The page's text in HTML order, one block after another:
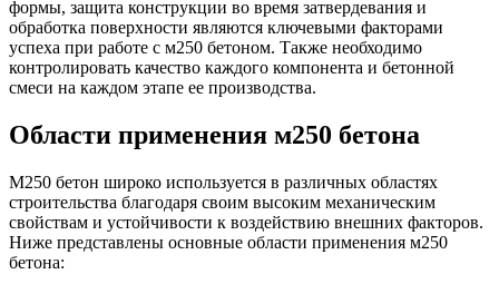
формы, защита конструкции во время затвердевания и
обработка поверхности являются ключевыми факторами
успеха при работе с м250 бетоном. Также необходимо
контролировать качество каждого компонента и бетонной
смеси на каждом этапе ее производства.
Области применения м250 бетона
М250 бетон широко используется в различных областях
строительства благодаря своим высоким механическим
свойствам и устойчивости к воздействию внешних факторов.
Ниже представлены основные области применения м250
бетона: